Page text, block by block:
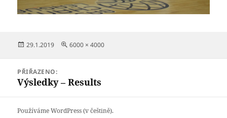
Publikováno:
29.1.2019
Původní
6000 × 4000
příspěvek
PŘIŘAZENO:
Výsledky – Results
Používáme WordPress (v češtině).